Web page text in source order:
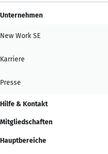
Unternehmen
New Work SE
Karriere
Presse
Hilfe & Kontakt
Mitgliedschaften
Hauptbereiche